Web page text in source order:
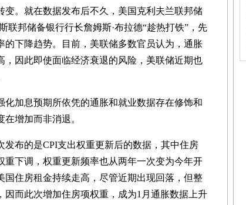
。就在数据发布后不久，美国克利夫兰联邦储
联邦储备银行行长詹姆斯·布拉德“趁热打铁”，先
的下降趋势。目前，美联储多数官员认为，通胀
，因此即使面临经济衰退的风险，美联储近期也
加息预期所依凭的通胀和就业数据存在修饰和
增加而非消退。
布的是CPI支出权重更新后的数据，其中住房
重下调，权重更新频率也从两年一次变为今年开
国住房租金持续走高，尽管近期出现回落，但整
而此次增加住房项权重，成为1月通胀数据上升